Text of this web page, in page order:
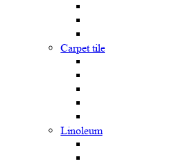
Carpet tile
Linoleum